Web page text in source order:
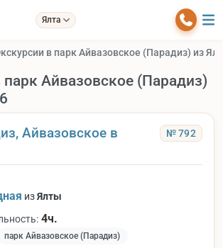
Ялта
в парк Айвазовское (Парадиз) из
парк Айвазовское (Парадиз)
Айвазовское в
№ 792
изЯлты
4ч.
парк Айвазовское (Парадиз)